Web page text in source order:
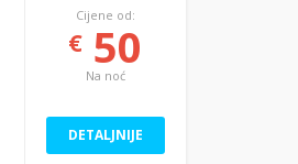
Cijene od:
€ 50
Na noć
DETALJNIJE